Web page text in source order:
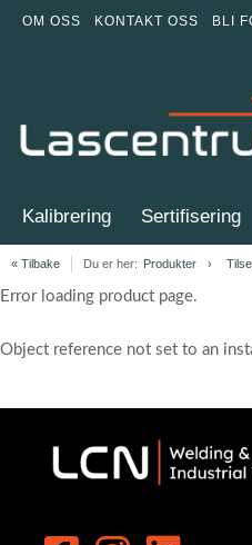
OM OSS KONTAKT OSS BLI
Kalibrering Sertifisering
« Tilbake Du er her: Produkter
Error loading product page.
Object reference not set to an